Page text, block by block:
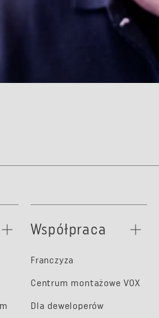
Współpraca
Franczyza
Centrum montażowe VOX
Dla deweloperów